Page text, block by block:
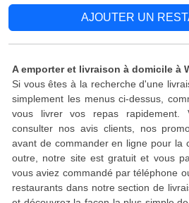
AJOUTER UN
A emporter et livraison à domicile à
Si vous êtes à la recherche d'une
simplement les menus ci-dessus,
vous livrer vos repas rapidement.
consulter nos avis clients, nos
avant de commander en ligne pour la
outre, notre site est gratuit et vous
vous aviez commandé par téléphone
restaurants dans notre section de